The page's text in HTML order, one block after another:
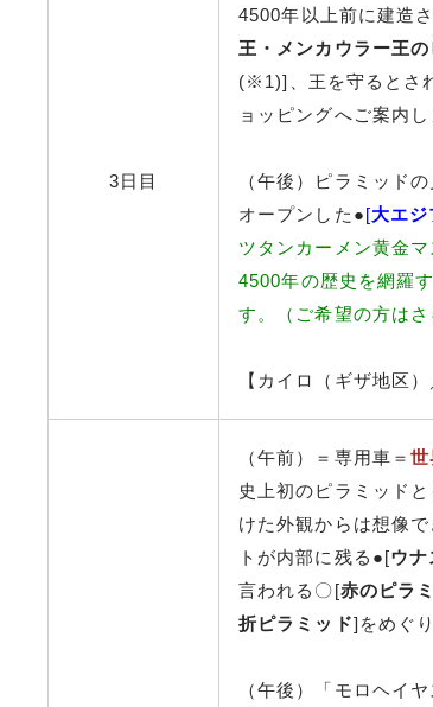
3日目
4500年以上前に建造
王・メンカウラー王
(※1)]、王を守るとさ
ョッピングへご案内し
（午後）ピラミッド
オープンした●[大エ
ツタンカーメン黄金
4500年の歴史を網羅
す。（ご希望の方は
【カイロ（ギザ地区
（午前）＝専用車＝世
史上初のピラミッド
けた外観からは想像
トが内部に残る●[ウナ
言われる〇[赤のピラ
折ピラミッド]をめぐ
（午後）「モロヘイ